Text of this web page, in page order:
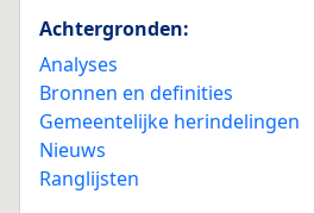
Achtergronden:
Analyses
Bronnen en definities
Gemeentelijke herindelingen
Nieuws
Ranglijsten